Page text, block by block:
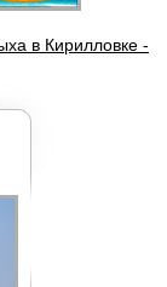
в Кирилловке -